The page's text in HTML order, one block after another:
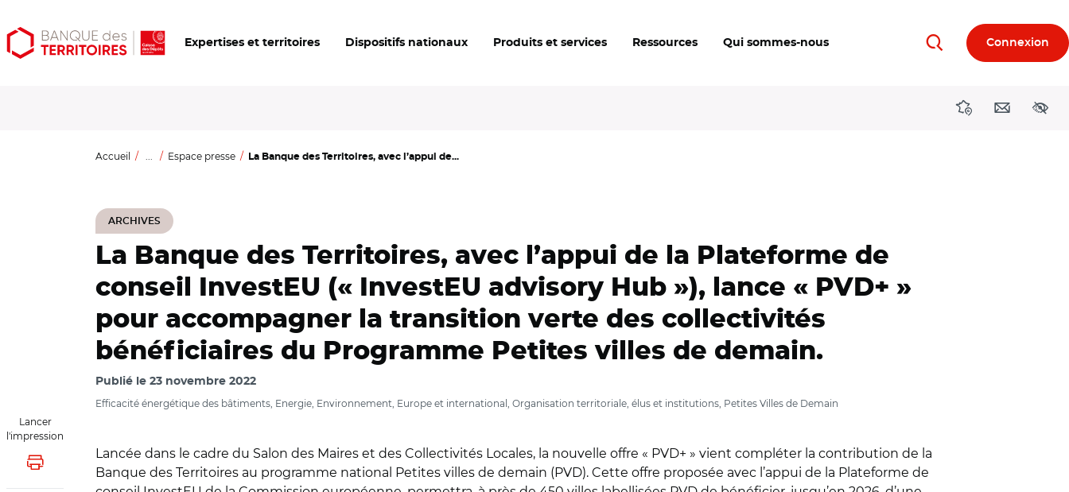
Aller
au
Aller
au
Ouvrir
les
Expertises et territoires Dispositifs nationaux Produits et services Ressources Qui sommes-nous RechercherConnexion
DirectionsContact
Accueil ... Espace presse La Banque des Territoires, avec l’appui de...
ARCHIVES
La Banque des Territoires, avec l’appui de la Plateforme de
conseil InvestEU (« InvestEU advisory Hub »), lance « PVD+ »
pour accompagner la transition verte des collectivités
bénéficiaires du Programme Petites villes de demain.
Publié le 23 novembre 2022
Efficacité énergétique des bâtiments, Energie, Environnement, Europe et international, Organisation territoriale, élus et institutions, Petites Villes de Demain
Lancer
l'impression
Lancer l'impression
Lancée dans le cadre du Salon des Maires et des Collectivités Locales, la nouvelle offre « PVD+ » vient compléter la contribution de la
Banque des Territoires au programme national Petites villes de demain (PVD). Cette offre proposée avec l’appui de la Plateforme de